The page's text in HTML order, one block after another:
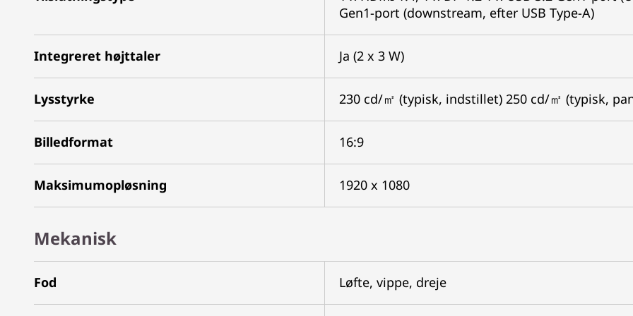
Gen1-port (downstream, efter USB Type-A)
Integreret højttaler Ja (2 x 3 W)
Lysstyrke 230 cd/㎡ (typisk, indstillet) 250 cd/㎡ (typisk,
Billedformat 16:9
Maksimumopløsning 1920 x 1080
Mekanisk
Fod Løfte, vippe, dreje